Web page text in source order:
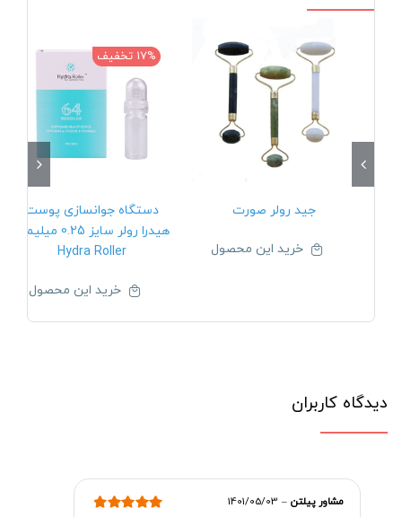
جید رولر صورت
خرید این محصول
17% تخفیف
دستگاه جوانسازی پوست
هیدرا رولر سایز 0.25 میلیمتر
Hydra Roller
خرید این محصول
دیدگاه کاربران
مشاور پیلتن –
1401/05/03